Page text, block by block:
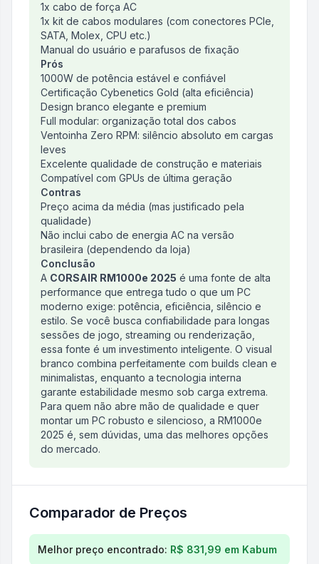
1x cabo de força AC
1x kit de cabos modulares (com conectores PCIe,
SATA, Molex, CPU etc.)
Manual do usuário e parafusos de fixação
Prós
1000W de potência estável e confiável
Certificação Cybenetics Gold (alta eficiência)
Design branco elegante e premium
Full modular: organização total dos cabos
Ventoinha Zero RPM: silêncio absoluto em cargas
leves
Excelente qualidade de construção e materiais
Compatível com GPUs de última geração
Contras
Preço acima da média (mas justificado pela
qualidade)
Não inclui cabo de energia AC na versão
brasileira (dependendo da loja)
Conclusão
A CORSAIR RM1000e 2025 é uma fonte de alta
performance que entrega tudo o que um PC
moderno exige: potência, eficiência, silêncio e
estilo. Se você busca confiabilidade para longas
sessões de jogo, streaming ou renderização,
essa fonte é um investimento inteligente. O visual
branco combina perfeitamente com builds clean e
minimalistas, enquanto a tecnologia interna
garante estabilidade mesmo sob carga extrema.
Para quem não abre mão de qualidade e quer
montar um PC robusto e silencioso, a RM1000e
2025 é, sem dúvidas, uma das melhores opções
do mercado.
Comparador de Preços
Comparação de preços para Fonte CORSAIR
Melhor preço encontrado: R$ 831,99 em Kabum